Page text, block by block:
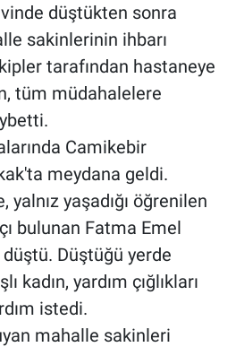
düştükten sonra
sakinlerinin ihbarı
tarafından hastaneye
tüm müdahalelere
Camikebir
meydana geldi.
yaşadığı öğrenilen
bulunan Fatma Emel
düştü. Düştüğü yerde
kadın, yardım çığlıkları
istedi.
mahalle sakinleri